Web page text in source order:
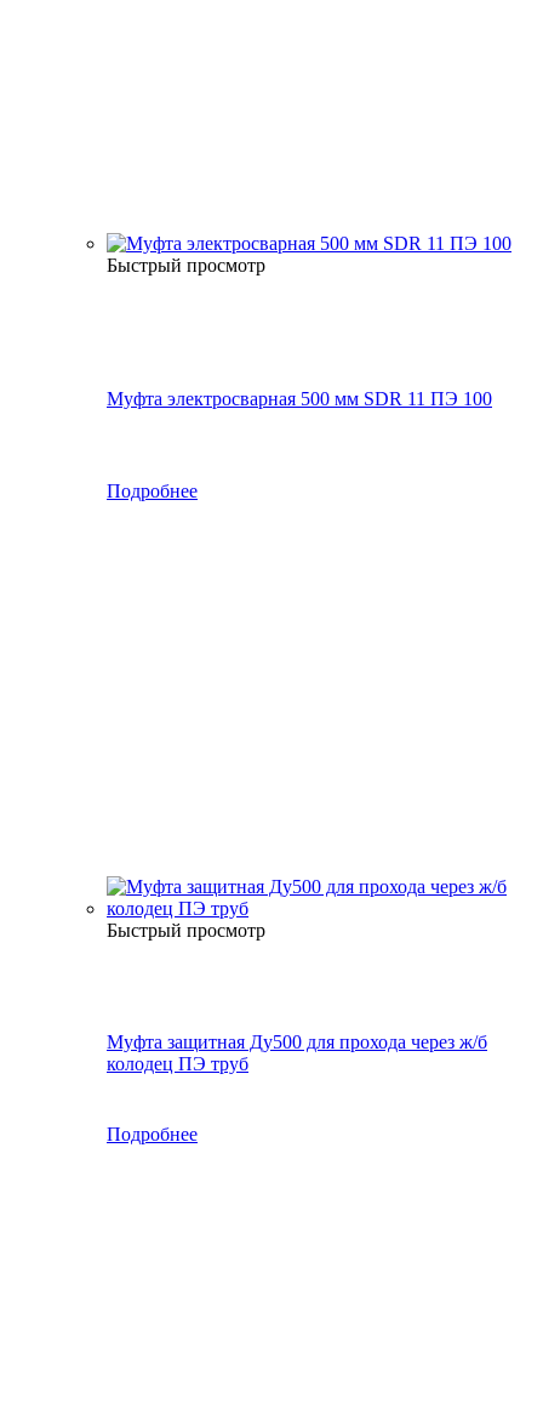
Быстрый просмотр
Муфта электросварная 500 мм SDR 11 ПЭ 100
Подробнее
Быстрый просмотр
Муфта защитная Ду500 для прохода через ж/б
колодец ПЭ труб
Подробнее